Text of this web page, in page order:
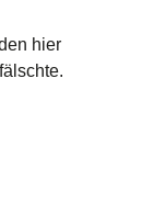
hier